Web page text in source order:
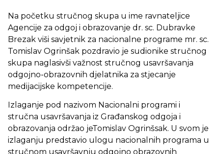
Na početku stručnog skupa u ime ravnateljice
Agencije za odgoj i obrazovanje dr. sc. Dubravke
Brezak viši savjetnik za nacionalne programe mr. sc.
Tomislav Ogrinšak pozdravio je sudionike stručnog
skupa naglasivši važnost stručnog usavršavanja
odgojno-obrazovnih djelatnika za stjecanje
medijacijske kompetencije.
Izlaganje pod nazivom Nacionalni programi i
stručna usavršavanja iz Građanskog odgoja i
obrazovanja održao jeTomislav Ogrinšsak. U svom je
izlaganju predstavio ulogu nacionalnih programa u
stručnom usavršavnju odgojno obrazovnih